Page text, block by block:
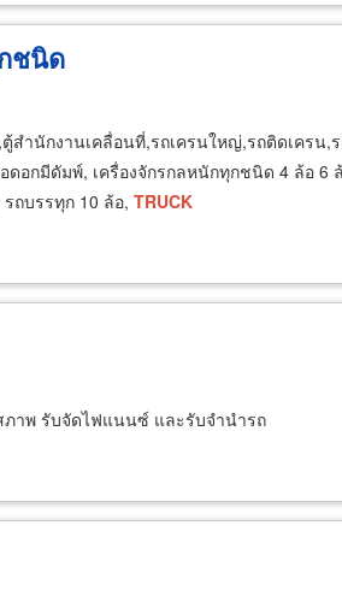
ชนิด
สำนักงานเคลื่อนที่,รถเครนใหญ่,รถติดเครน,
ดอกมีดัมพ์, เครื่องจักรกลหนักทุกชนิด 4 ล้อ 6
ถบรรทุก 10 ล้อ, TRUCK
ภาพ รับจัดไฟแนนซ์ และรับจำนำรถ